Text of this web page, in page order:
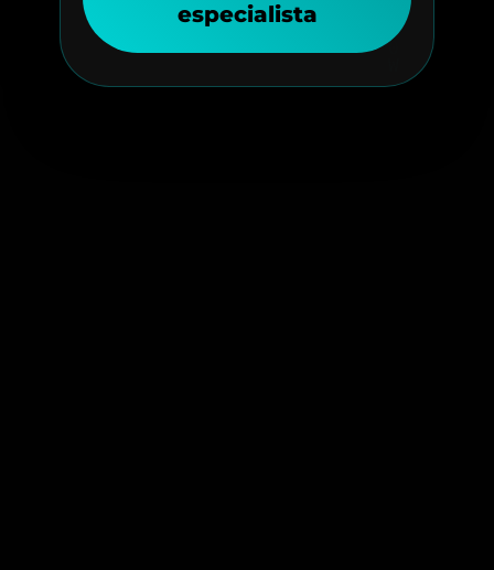
especialista